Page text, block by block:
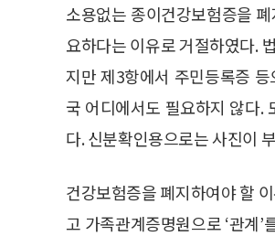
소용없는 종이건강보험증을
요하다는 이유로 거절하였다.
지만 제3항에서 주민등록증
국 어디에서도 필요하지 않다.
다. 신분확인용으로는 사진이
건강보험증을 폐지하여야 할
고 가족관계증명원으로 ‘관계